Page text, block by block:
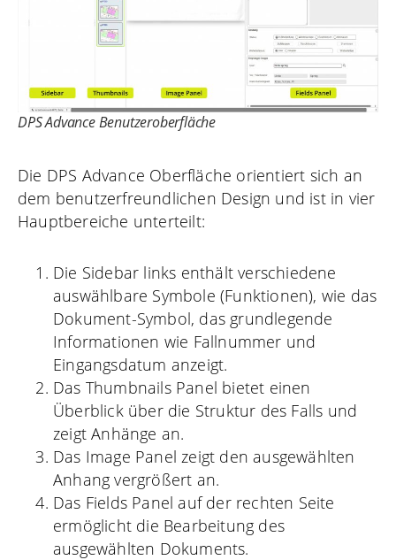
DPS Advance Benutzeroberfläche
Die DPS Advance Oberfläche orientiert sich an
dem benutzerfreundlichen Design und ist in vier
Hauptbereiche unterteilt:
Die Sidebar links enthält verschiedene
auswählbare Symbole (Funktionen), wie das
Dokument-Symbol, das grundlegende
Informationen wie Fallnummer und
Eingangsdatum anzeigt.
Das Thumbnails Panel bietet einen
Überblick über die Struktur des Falls und
zeigt Anhänge an.
Das Image Panel zeigt den ausgewählten
Anhang vergrößert an.
Das Fields Panel auf der rechten Seite
ermöglicht die Bearbeitung des
ausgewählten Dokuments.